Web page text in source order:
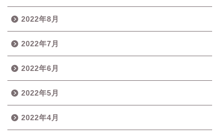
2022年8月
2022年7月
2022年6月
2022年5月
2022年4月